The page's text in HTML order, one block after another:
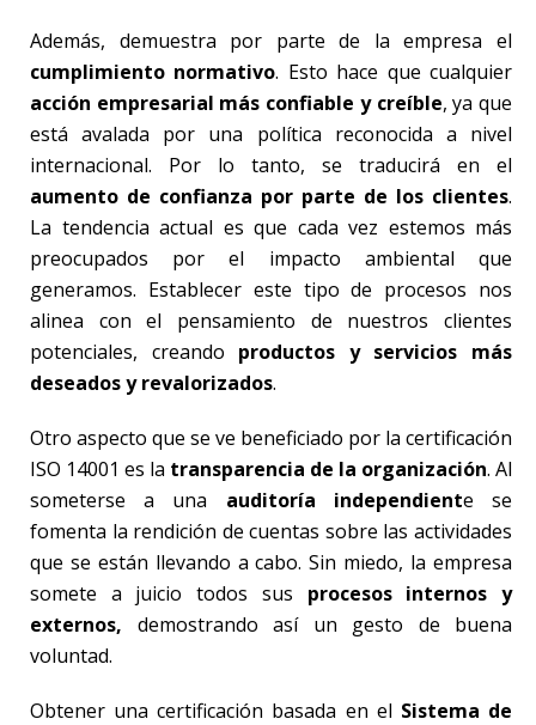
Además, demuestra por parte de la empresa el
cumplimiento normativo. Esto hace que cualquier
acción empresarial más confiable y creíble, ya que
está avalada por una política reconocida a nivel
internacional. Por lo tanto, se traducirá en el
aumento de confianza por parte de los clientes.
La tendencia actual es que cada vez estemos más
preocupados por el impacto ambiental que
generamos. Establecer este tipo de procesos nos
alinea con el pensamiento de nuestros clientes
potenciales, creando productos y servicios más
deseados y revalorizados.
Otro aspecto que se ve beneficiado por la certificación
ISO 14001 es la transparencia de la organización. Al
someterse a una auditoría independiente se
fomenta la rendición de cuentas sobre las actividades
que se están llevando a cabo. Sin miedo, la empresa
somete a juicio todos sus procesos internos y
externos, demostrando así un gesto de buena
voluntad.
Obtener una certificación basada en el Sistema de